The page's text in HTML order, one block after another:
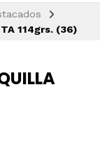
114grs. (36)